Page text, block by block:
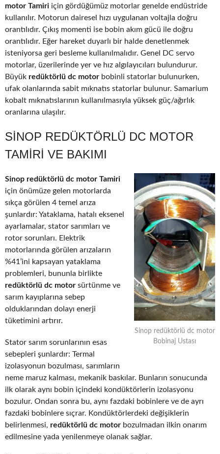
motor Tamiri için gördüğümüz motorlar genelde endüstride
kullanılır. Motorun dairesel hızı uygulanan voltajla doğru
orantılıdır. Çıkış momenti ise bobin akım gücü ile doğru
orantılıdır. Eğer hareket duyarlı bir halde denetlenmek
isteniyorsa geri besleme kullanılmalıdır. Genel DC servo
motorlar, üzerilerinde yer ve hız algılayıcıları bulundurur.
Büyük redüktörlü dc motor bobinli statorlar bulunurken,
ufak olanlarında sabit mıknatıs statorlar bulunur. Samarium
kobalt mıknatıslarının kullanılmasıyla yüksek güç/ağırlık
oranlarına ulaşılır.
SINOP REDÜKTÖRLÜ DC MOTOR
TAMIRI VE BAKIMI
Sinop redüktörlü dc motor
Bobinaj Ustası
Sinop redüktörlü dc motor Tamiri
için önümüze gelen motorlarda
sıkça görülen 4 temel arıza
şunlardır: Yataklama, hatalı eksenel
ayarlamalar, stator sarımları ve
rotor sorunları. Elektrik
motorlarında görülen arızaların
%41’ini kapsayan yataklama
problemleri, bununla birlikte
redüktörlü dc motor sürtünme ve
sarım kayıplarına sebep
olduklarından dolayı enerji
tüketimini artırır.
Stator sarım sorunlarının esas
sebepleri şunlardır: Termal
izolasyonun bozulması, sarımların
neme maruz kalması, mekanik baskılar. Bunların sonucunda
ilk olarak aynı bobin içindeki kondüktörlerin izolasyonu
bozulur. Ondan sonra bu, aynı fazdaki bobinlere ve de ayrı
fazdaki bobinlere sıçrar. Kondüktörlerdeki değişiklerin
belirlenmesi, redüktörlü dc motor bozulmadan ilkin onarım
edilmesine yada yenilenmeye olanak sağlar.